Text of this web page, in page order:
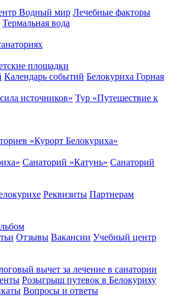
Водный мир Лечебные факторы
Термальная вода
площадки
Календарь событий Белокуриха Горная
источников» Тур «Путешествие к
«Курорт Белокуриха»
Санаторий «Катунь» Санаторий
Реквизиты Партнерам
Отзывы Вакансии Учебный центр
вычет за лечение в санатории
Розыгрыш путевок в Белокуриху
Вопросы и ответы